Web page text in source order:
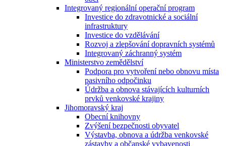
Integrovaný regionální operační program
Investice do zdravotnické a sociální
infrastruktury
Investice do vzdělávání
Rozvoj a zlepšování dopravních systémů
Integrovaný záchranný systém
Ministerstvo zemědělství
Podpora pro vytvoření nebo obnovu místa
pasivního odpočinku
Údržba a obnova stávajících kulturních
prvků venkovské krajiny
Jihomoravský kraj
Obecní knihovny
Zvýšení bezpečnosti obyvatel
Výstavba, obnova a údržba venkovské
zástavby a občanské vybavenosti